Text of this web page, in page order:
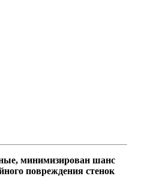
минимизирован шанс
повреждения стенок